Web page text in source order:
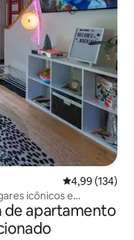
4,99 de uma
4,99 (134)
icônicos e
apartamento